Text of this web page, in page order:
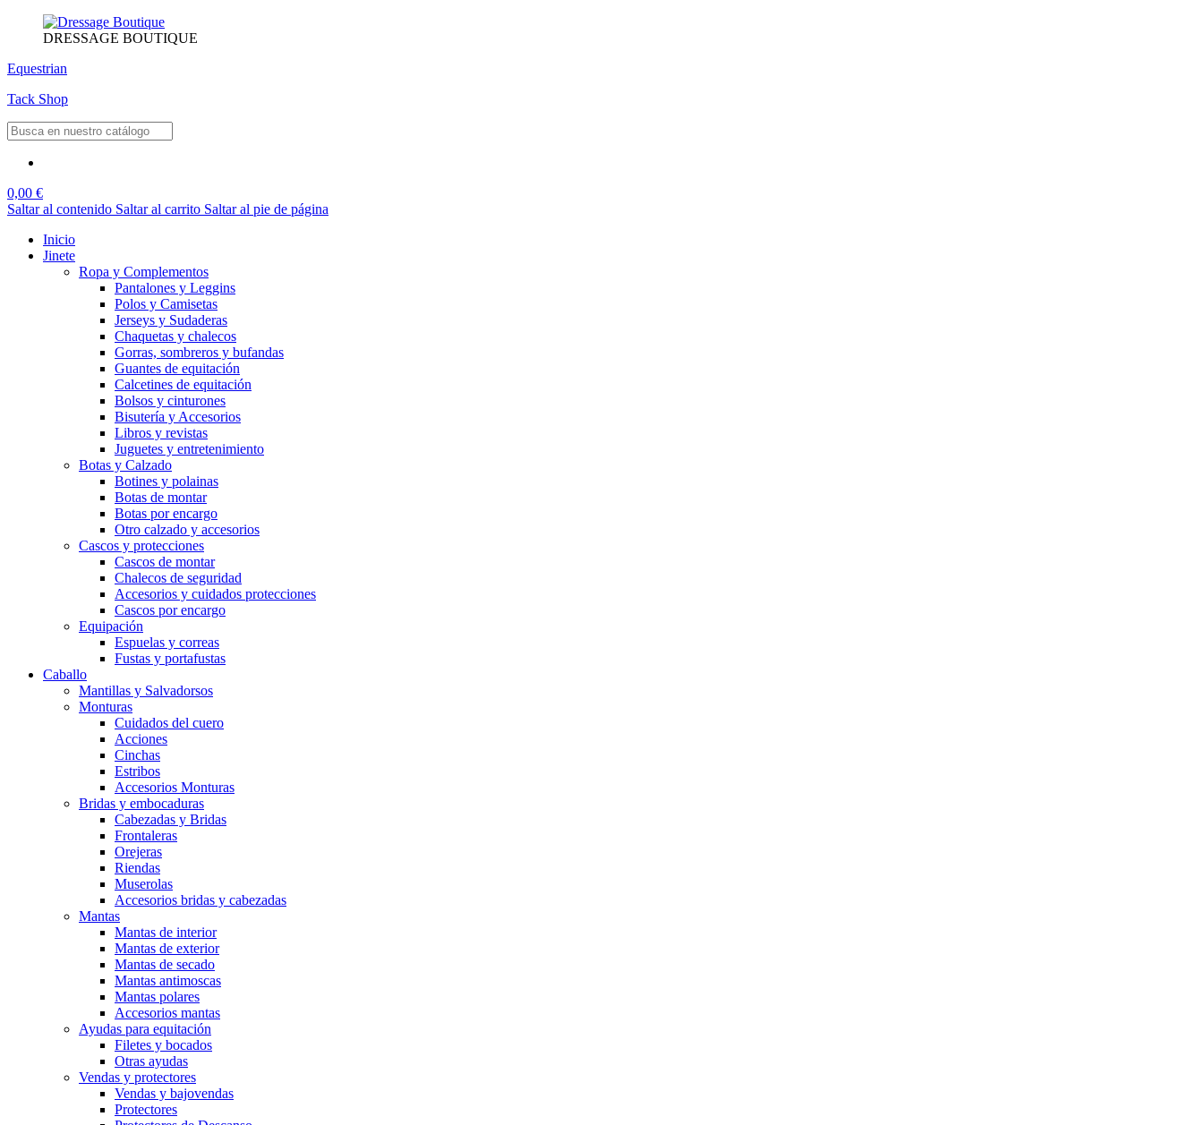
DRESSAGE BOUTIQUE
Equestrian
Tack Shop
0,00 €
Saltar al contenido Saltar al carrito Saltar al pie de página
Inicio
Jinete
Ropa y Complementos
Pantalones y Leggins
Polos y Camisetas
Jerseys y Sudaderas
Chaquetas y chalecos
Gorras, sombreros y bufandas
Guantes de equitación
Calcetines de equitación
Bolsos y cinturones
Bisutería y Accesorios
Libros y revistas
Juguetes y entretenimiento
Botas y Calzado
Botines y polainas
Botas de montar
Botas por encargo
Otro calzado y accesorios
Cascos y protecciones
Cascos de montar
Chalecos de seguridad
Accesorios y cuidados protecciones
Cascos por encargo
Equipación
Espuelas y correas
Fustas y portafustas
Caballo
Mantillas y Salvadorsos
Monturas
Cuidados del cuero
Acciones
Cinchas
Estribos
Accesorios Monturas
Bridas y embocaduras
Cabezadas y Bridas
Frontaleras
Orejeras
Riendas
Muserolas
Accesorios bridas y cabezadas
Mantas
Mantas de interior
Mantas de exterior
Mantas de secado
Mantas antimoscas
Mantas polares
Accesorios mantas
Ayudas para equitación
Filetes y bocados
Otras ayudas
Vendas y protectores
Vendas y bajovendas
Protectores